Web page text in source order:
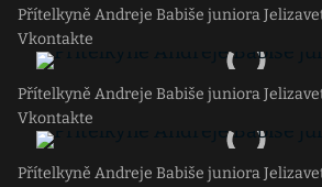
Přítelkyně Andreje Babiše juniora
Vkontakte
Přítelkyně Andreje Babiše juniora
Vkontakte
Přítelkyně Andreje Babiše juniora